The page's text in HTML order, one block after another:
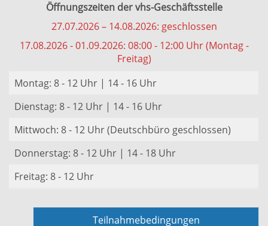
Öffnungszeiten der vhs-Geschäftsstelle
27.07.2026 – 14.08.2026: geschlossen
17.08.2026 - 01.09.2026: 08:00 - 12:00 Uhr (Montag -
Freitag)
Montag: 8 - 12 Uhr | 14 - 16 Uhr
Dienstag: 8 - 12 Uhr | 14 - 16 Uhr
Mittwoch: 8 - 12 Uhr (Deutschbüro geschlossen)
Donnerstag: 8 - 12 Uhr | 14 - 18 Uhr
Freitag: 8 - 12 Uhr
Teilnahmebedingungen